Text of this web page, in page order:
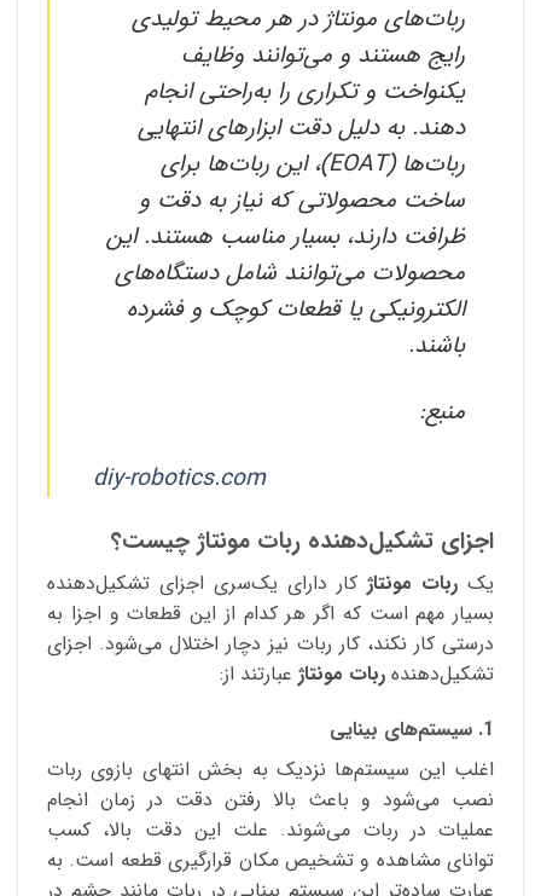
ربات‌های مونتاژ در هر محیط تولیدی
رایج هستند و می‌توانند وظایف
یکنواخت و تکراری را به‌راحتی انجام
دهند. به دلیل دقت ابزارهای انتهایی
ربات‌ها (EOAT)، این ربات‌ها برای
ساخت محصولاتی که نیاز به دقت و
ظرافت دارند، بسیار مناسب هستند. این
محصولات می‌توانند شامل دستگاه‌های
الکترونیکی یا قطعات کوچک و فشرده
باشند.
منبع:
diy-robotics.com
اجزای تشکیل‌دهنده ربات مونتاژ چیست؟
یک ربات مونتاژ کار دارای یک‌سری اجزای تشکیل‌دهنده
بسیار مهم است که اگر هر کدام از این قطعات و اجزا به
درستی کار نکند، کار ربات نیز دچار اختلال می‌شود. اجزای
تشکیل‌دهنده ربات‌ مونتاژ عبارتند از:
1. سیستم‌های بینایی
اغلب این سیستم‌ها نزدیک به بخش انتهای بازوی ربات
نصب می‌شود و باعث بالا رفتن دقت در زمان انجام
عملیات در ربات می‌شوند. علت این دقت بالا، کسب
توانای مشاهده و تشخیص مکان قرارگیری قطعه است. به